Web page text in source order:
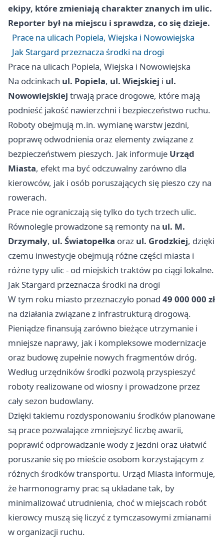
ekipy, które zmieniają charakter znanych im ulic.
Reporter był na miejscu i sprawdza, co się dzieje.
Prace na ulicach Popiela, Wiejska i Nowowiejska
Jak Stargard przeznacza środki na drogi
Prace na ulicach Popiela, Wiejska i Nowowiejska
Na odcinkach ul. Popiela, ul. Wiejskiej i ul.
Nowowiejskiej trwają prace drogowe, które mają
podnieść jakość nawierzchni i bezpieczeństwo ruchu.
Roboty obejmują m.in. wymianę warstw jezdni,
poprawę odwodnienia oraz elementy związane z
bezpieczeństwem pieszych. Jak informuje Urząd
Miasta, efekt ma być odczuwalny zarówno dla
kierowców, jak i osób poruszających się pieszo czy na
rowerach.
Prace nie ograniczają się tylko do tych trzech ulic.
Równolegle prowadzone są remonty na ul. M.
Drzymały, ul. Światopełka oraz ul. Grodzkiej, dzięki
czemu inwestycje obejmują różne części miasta i
różne typy ulic - od miejskich traktów po ciągi lokalne.
Jak Stargard przeznacza środki na drogi
W tym roku miasto przeznaczyło ponad 49 000 000 zł
na działania związane z infrastrukturą drogową.
Pieniądze finansują zarówno bieżące utrzymanie i
mniejsze naprawy, jak i kompleksowe modernizacje
oraz budowę zupełnie nowych fragmentów dróg.
Według urzędników środki pozwolą przyspieszyć
roboty realizowane od wiosny i prowadzone przez
cały sezon budowlany.
Dzięki takiemu rozdysponowaniu środków planowane
są prace pozwalające zmniejszyć liczbę awarii,
poprawić odprowadzanie wody z jezdni oraz ułatwić
poruszanie się po mieście osobom korzystającym z
różnych środków transportu. Urząd Miasta informuje,
że harmonogramy prac są układane tak, by
minimalizować utrudnienia, choć w miejscach robót
kierowcy muszą się liczyć z tymczasowymi zmianami
w organizacji ruchu.